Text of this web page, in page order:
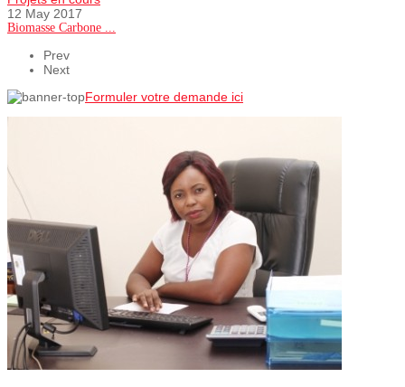
12 May 2017
Biomasse Carbone ...
Prev
Next
Formuler votre demande ici